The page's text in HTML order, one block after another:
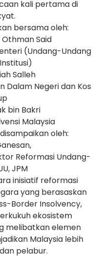
kali pertama di
bersama oleh:
Othman Said
(Undang-Undang
Salleh
Dalam Negeri dan Kos
bin Bakri
Malaysia
oleh:
Reformasi Undang-
JPM
inisiatif reformasi
yang berasaskan
Border Insolvency,
ekosistem
melibatkan elemen
Malaysia lebih
pelabur.